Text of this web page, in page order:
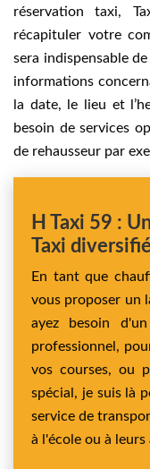
réservation taxi,
récapituler votre
sera indispensable
informations
la date, le lieu et
besoin de services
de rehausseur par
H Taxi 59 :
Taxi
En tant que
vous proposer un
ayez besoin
professionnel,
vos courses, ou
spécial, je suis là
service de
à l'école ou à